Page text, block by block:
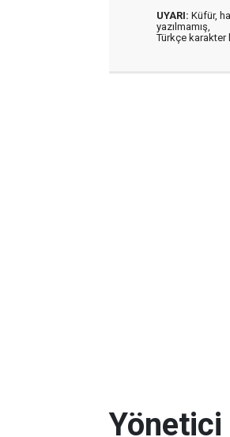
UYARI: Küfür,
yazılmamış,
Türkçe karakter
Yönetici